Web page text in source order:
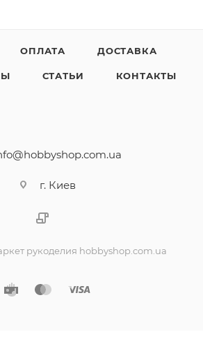
ОПЛАТА ДОСТАВКА
СТАТЬИ КОНТАКТЫ
г. Киев
рукоделия hobbyshop.com.ua